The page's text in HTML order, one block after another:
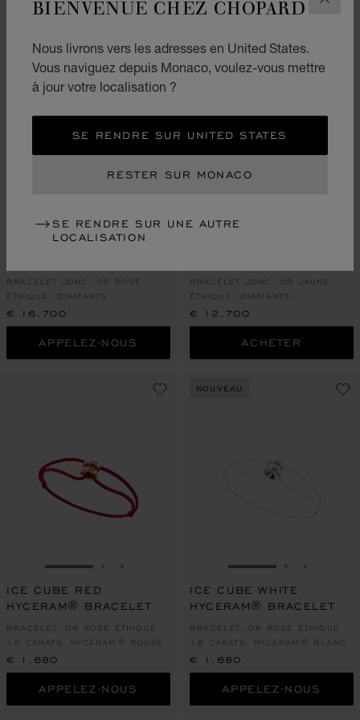
BIENVENUE CHEZ CHOPARD
Nous livrons vers les adresses en United States.
Vous naviguez depuis Monaco, voulez-vous mettre
à jour votre localisation ?
SE RENDRE SUR UNITED STATES
RESTER SUR MONACO
SE RENDRE SUR UNE AUTRE
LOCALISATION
ACHETER ACHETER
ALLER À LA DIAPOSITIVE 1
ALLER À LA DIAPOSITIVE 2
ALLER À LA DIAPOSITIVE 3
BRACELET JONC, OR ROSE
ÉTHIQUE, DIAMANTS
ENTIÈREMENT SERTIS
€ 16,700
APPELEZ-NOUS
BRACELET JONC, OR JAUNE
ÉTHIQUE, DIAMANTS
ENTIÈREMENT SERTIS
€ 12,700
ACHETER
ALLER À LA DIAPOSITIVE 1
ALLER À LA DIAPOSITIVE 2
ALLER À LA DIAPOSITIVE 3
ICE CUBE RED
HYCERAM® BRACELET
BRACELET, OR ROSE ÉTHIQUE
18 CARATS, HYCERAM® ROUGE
€ 1,680
APPELEZ-NOUS
NOUVEAU
ALLER À LA
ICE CUBE WHITE
HYCERAM® BRACELET
BRACELET, OR ROSE ÉTHIQUE
18 CARATS, HYCERAM® BLANC
€ 1,680
APPELEZ-NOUS